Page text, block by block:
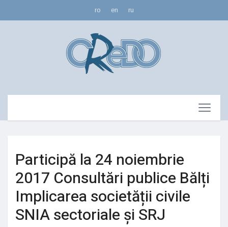
ro en ru
Participă la 24 noiembrie
2017 Consultări publice Bălți
Implicarea societății civile
SNIA sectoriale și SRJ